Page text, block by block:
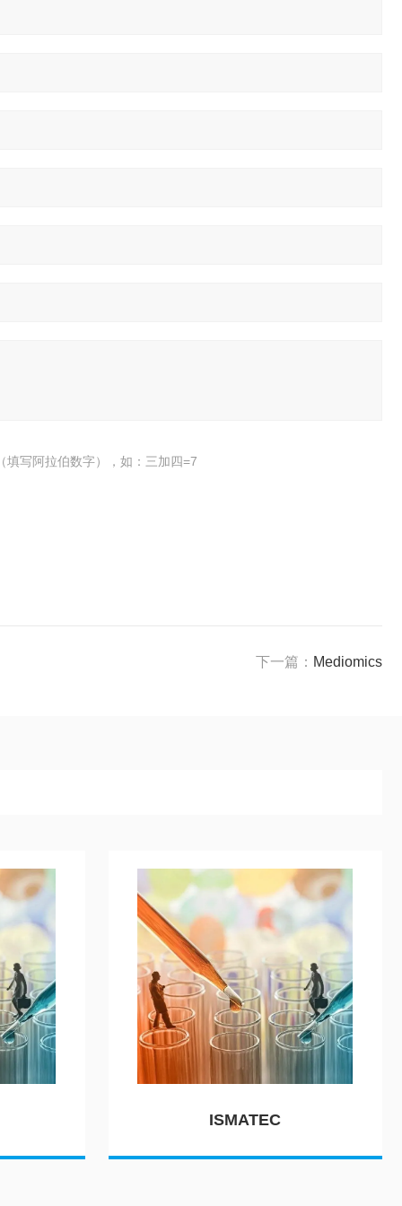
填写阿拉伯数字），如：三加四=7
下一篇： Mediomics
ISMATEC